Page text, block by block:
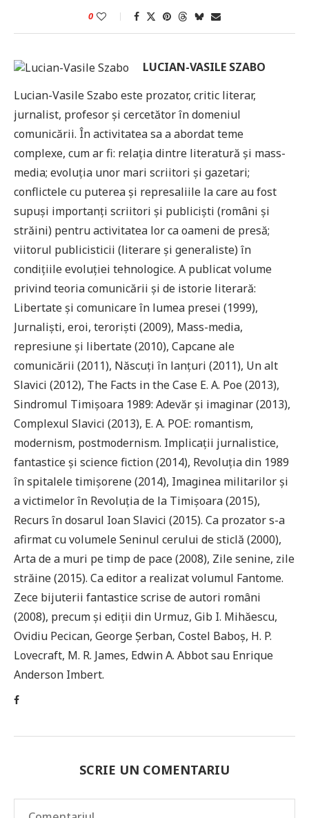
0
LUCIAN-VASILE SZABO
Lucian-Vasile Szabo este prozator, critic literar,
jurnalist, profesor şi cercetător în domeniul
comunicării. În activitatea sa a abordat teme
complexe, cum ar fi: relaţia dintre literatură şi mass-
media; evoluţia unor mari scriitori şi gazetari;
conflictele cu puterea şi represaliile la care au fost
supuşi importanţi scriitori şi publicişti (români şi
străini) pentru activitatea lor ca oameni de presă;
viitorul publicisticii (literare şi generaliste) în
condiţiile evoluţiei tehnologice. A publicat volume
privind teoria comunicării şi de istorie literară:
Libertate şi comunicare în lumea presei (1999),
Jurnalişti, eroi, terorişti (2009), Mass-media,
represiune şi libertate (2010), Capcane ale
comunicării (2011), Născuţi în lanţuri (2011), Un alt
Slavici (2012), The Facts in the Case E. A. Poe (2013),
Sindromul Timişoara 1989: Adevăr şi imaginar (2013),
Complexul Slavici (2013), E. A. POE: romantism,
modernism, postmodernism. Implicaţii jurnalistice,
fantastice şi science fiction (2014), Revoluţia din 1989
în spitalele timişorene (2014), Imaginea militarilor și
a victimelor în Revoluția de la Timișoara (2015),
Recurs în dosarul Ioan Slavici (2015). Ca prozator s-a
afirmat cu volumele Seninul cerului de sticlă (2000),
Arta de a muri pe timp de pace (2008), Zile senine, zile
străine (2015). Ca editor a realizat volumul Fantome.
Zece bijuterii fantastice scrise de autori români
(2008), precum şi ediţii din Urmuz, Gib I. Mihăescu,
Ovidiu Pecican, George Şerban, Costel Baboş, H. P.
Lovecraft, M. R. James, Edwin A. Abbot sau Enrique
Anderson Imbert.
SCRIE UN COMENTARIU